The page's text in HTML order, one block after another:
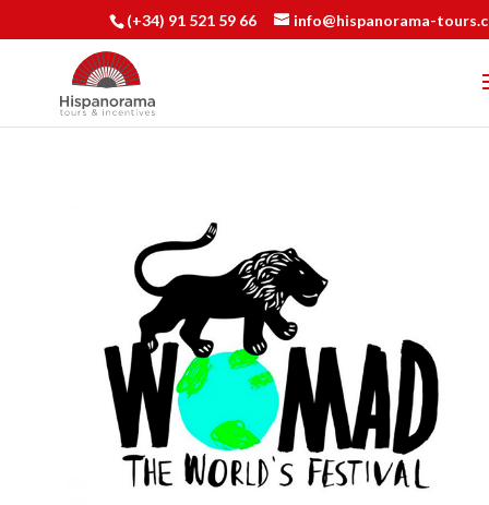
(+34) 91 521 59 66 info@hispanorama-